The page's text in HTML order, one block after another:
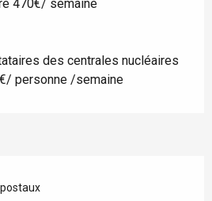
470€/ semaine
des centrales nucléaires
personne /semaine